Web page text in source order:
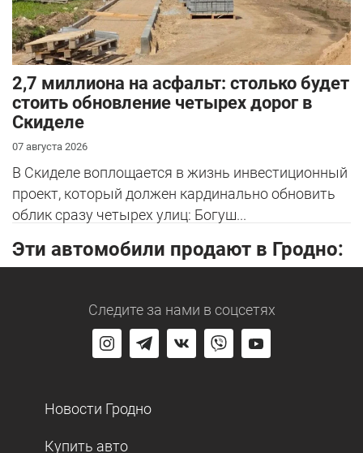
2,7 миллиона на асфальт: столько будет
стоить обновление четырех дорог в
Скиделе
07 августа 2026
В Скиделе воплощается в жизнь инвестиционный
проект, который должен кардинально обновить
облик сразу четырех улиц: Богуш...
Эти автомобили продают в Гродно:
Следите за нами в соцсетях
Новости Гродно
Купить авто